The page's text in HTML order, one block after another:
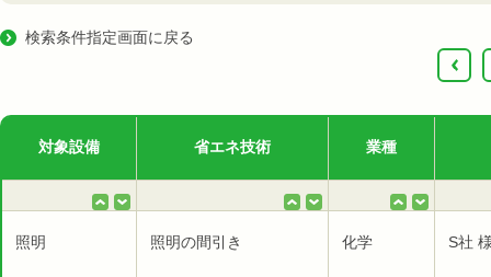
検索条件指定画面に戻る
‹
対象設備 省エネ技術 業種
照明 照明の間引き 化学 S社